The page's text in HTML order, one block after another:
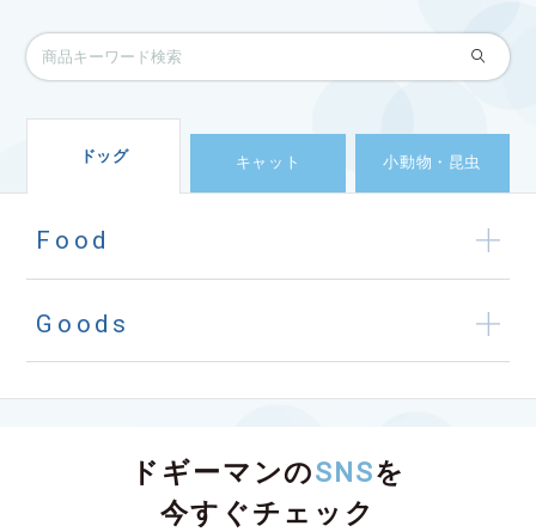
ドッグ キャット 小動物・昆虫
Food
Goods
ドギーマンのSNSを
今すぐチェック